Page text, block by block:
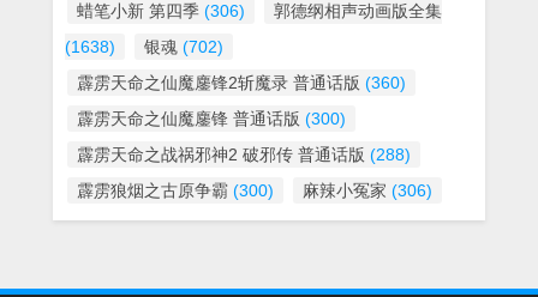
蜡笔小新 第四季 (306)
郭德纲相声动画版全集
(1638)
银魂 (702)
霹雳天命之仙魔鏖锋2斩魔录 普通话版 (360)
霹雳天命之仙魔鏖锋 普通话版 (300)
霹雳天命之战祸邪神2 破邪传 普通话版 (288)
霹雳狼烟之古原争霸 (300) 麻辣小冤家 (306)